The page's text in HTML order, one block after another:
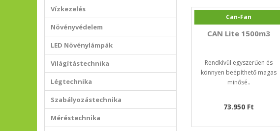
Vízkezelés
Növényvédelem
LED Növénylámpák
Világítástechnika
Légtechnika
Szabályozástechnika
Méréstechnika
Can-Fan
CAN Lite 1500m3
Rendkívül egyszerűen és
könnyen beépíthető magas
minősé..
73.950 Ft